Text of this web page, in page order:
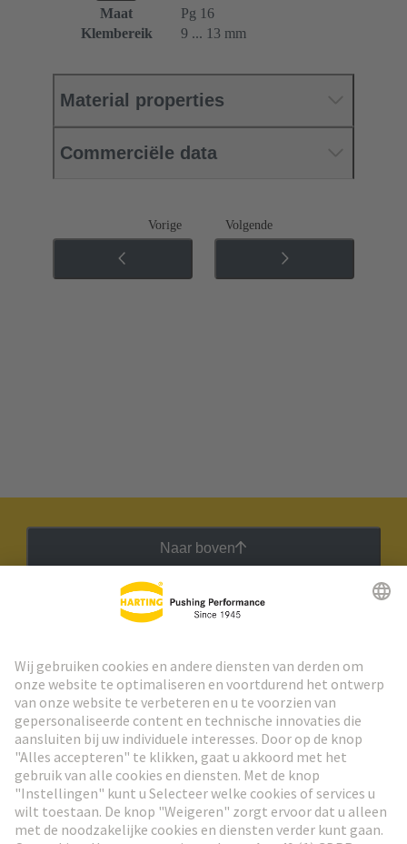
Maat
Pg 16
Klembereik
9 ... 13 mm
Material properties
Commerciële data
Vorige Volgende
Naar boven
Ga naar registratie
Social Media